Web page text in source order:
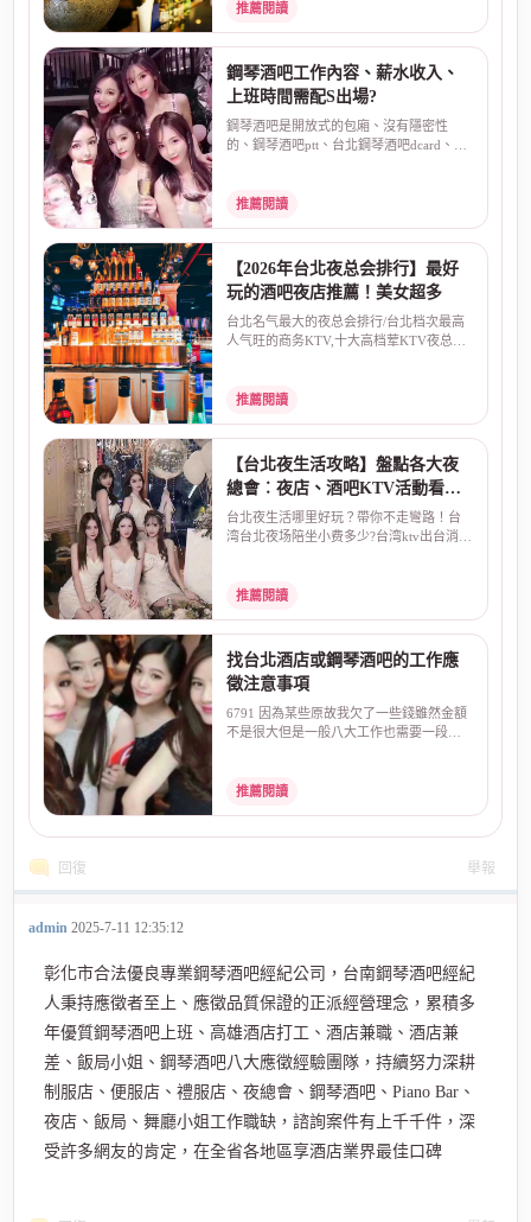
推薦閱讀
鋼琴酒吧工作內容、薪水收入、
上班時間需配S出場?
鋼琴酒吧是開放式的包廂、沒有隱密性
的、鋼琴酒吧ptt、台北鋼琴酒吧dcard、鋼
推薦閱讀
【2026年台北夜总会排行】最好
玩的酒吧夜店推薦！美女超多
台北名气最大的夜总会排行/台北档次最高
人气旺的商务KTV,十大高档荤KTV夜总会
推薦閱讀
【台北夜生活攻略】盤點各大夜
總會︰夜店、酒吧KTV活動看這
里！
台北夜生活哪里好玩？帶你不走彎路！台
湾台北夜场陪坐小费多少?台湾ktv出台消费
推薦閱讀
找台北酒店或鋼琴酒吧的工作應
徵注意事項
6791 因為某些原故我欠了一些錢雖然金額
不是很大但是一般八大工作也需要一段時
推薦閱讀
回復 舉報
admin 2025-7-11 12:35:12
彰化市合法優良專業鋼琴酒吧經紀公司，台南鋼琴酒吧經紀
人秉持應徵者至上、應徵品質保證的正派經營理念，累積多
年優質鋼琴酒吧上班、高雄酒店打工、酒店兼職、酒店兼
差、飯局小姐、鋼琴酒吧八大應徵經驗團隊，持續努力深耕
制服店、便服店、禮服店、夜總會、鋼琴酒吧、Piano Bar、
夜店、飯局、舞廳小姐工作職缺，諮詢案件有上千千件，深
受許多網友的肯定，在全省各地區享酒店業界最佳口碑